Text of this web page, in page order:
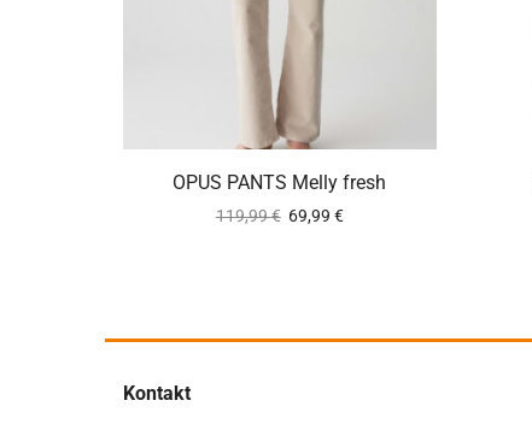
ca. 2-5 Werktage
OPUS PANTS Melly fresh
119,99€ 69,99 €
Kontakt